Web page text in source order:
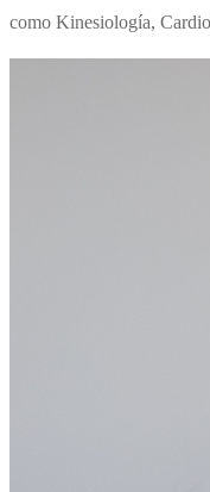
como Kinesiología,